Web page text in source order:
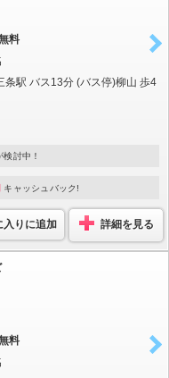
料
条駅 バス13分 (バス停)柳山 歩4
検討中！
キャッシュバック!
入りに追加 詳細を見る
料